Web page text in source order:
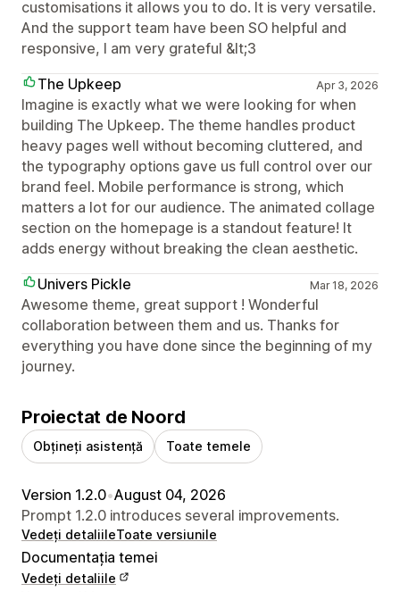
customisations it allows you to do. It is very versatile.
And the support team have been SO helpful and
responsive, I am very grateful &lt;3
The Upkeep
Apr 3, 2026
Imagine is exactly what we were looking for when
building The Upkeep. The theme handles product
heavy pages well without becoming cluttered, and
the typography options gave us full control over our
brand feel. Mobile performance is strong, which
matters a lot for our audience. The animated collage
section on the homepage is a standout feature! It
adds energy without breaking the clean aesthetic.
Univers Pickle
Mar 18, 2026
Awesome theme, great support ! Wonderful
collaboration between them and us. Thanks for
everything you have done since the beginning of my
journey.
Proiectat de Noord
Obțineți asistență Toate temele
Version 1.2.0•August 04, 2026
Prompt 1.2.0 introduces several improvements.
Vedeți detaliileToate versiunile
Documentația temei
Vedeți detaliile